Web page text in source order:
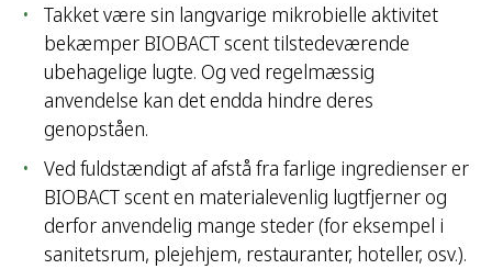
Takket være sin langvarige mikrobielle aktivitet
bekæmper BIOBACT scent tilstedeværende
ubehagelige lugte. Og ved regelmæssig
anvendelse kan det endda hindre deres
genopståen.
Ved fuldstændigt af afstå fra farlige ingredienser er
BIOBACT scent en materialevenlig lugtfjerner og
derfor anvendelig mange steder (for eksempel i
sanitetsrum, plejehjem, restauranter, hoteller, osv.).